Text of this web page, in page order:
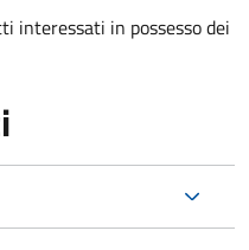
interessati in possesso dei